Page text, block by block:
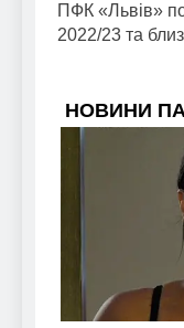
ПФК «Львів»
2022/23 та